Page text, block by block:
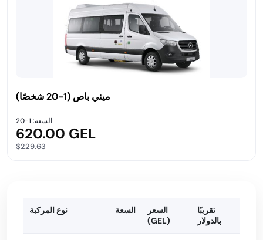
ميني باص (1-20 شخصًا)
السعة: 1-20
620.00 GEL
$229.63
نوع المركبة السعة
السعر
(GEL)
تقريبًا
بالدولار